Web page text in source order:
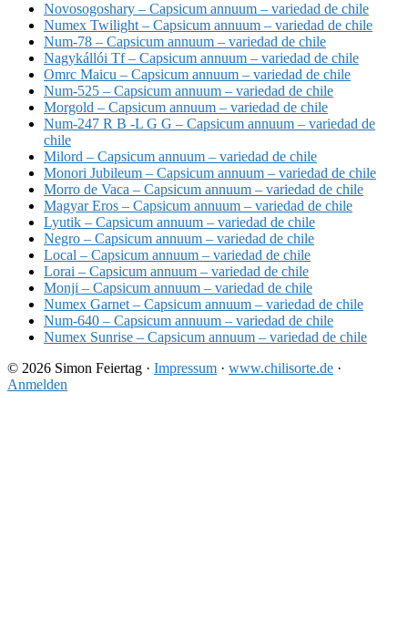
Novosogoshary – Capsicum annuum – variedad de chile
Numex Twilight – Capsicum annuum – variedad de chile
Num-78 – Capsicum annuum – variedad de chile
Nagykállói Tf – Capsicum annuum – variedad de chile
Omrc Maicu – Capsicum annuum – variedad de chile
Num-525 – Capsicum annuum – variedad de chile
Morgold – Capsicum annuum – variedad de chile
Num-247 R B -L G G – Capsicum annuum – variedad de
chile
Milord – Capsicum annuum – variedad de chile
Monori Jubileum – Capsicum annuum – variedad de chile
Morro de Vaca – Capsicum annuum – variedad de chile
Magyar Eros – Capsicum annuum – variedad de chile
Lyutik – Capsicum annuum – variedad de chile
Negro – Capsicum annuum – variedad de chile
Local – Capsicum annuum – variedad de chile
Lorai – Capsicum annuum – variedad de chile
Monji – Capsicum annuum – variedad de chile
Numex Garnet – Capsicum annuum – variedad de chile
Num-640 – Capsicum annuum – variedad de chile
Numex Sunrise – Capsicum annuum – variedad de chile
© 2026 Simon Feiertag · Impressum · www.chilisorte.de ·
Anmelden